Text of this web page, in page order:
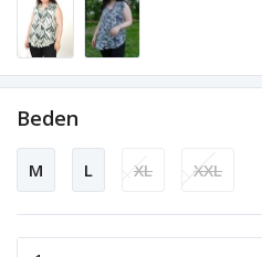
Beden
M L XL XXL